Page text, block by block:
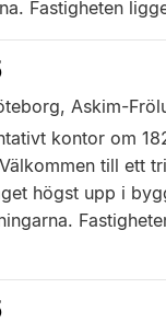
Fastigheten
Askim-
kontor om
till ett
högst upp i